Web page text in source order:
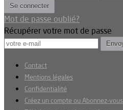
Mot de passe oublié?
Récupérer votre mot de passe
Contact
Mentions légales
Confidentialité
Créez un compte ou Abonnez-vous